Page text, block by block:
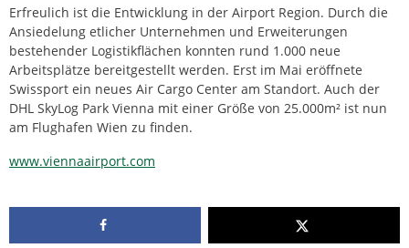
Erfreulich ist die Entwicklung in der Airport Region. Durch die
Ansiedelung etlicher Unternehmen und Erweiterungen
bestehender Logistikflächen konnten rund 1.000 neue
Arbeitsplätze bereitgestellt werden. Erst im Mai eröffnete
Swissport ein neues Air Cargo Center am Standort. Auch der
DHL SkyLog Park Vienna mit einer Größe von 25.000m² ist nun
am Flughafen Wien zu finden.
www.viennaairport.com